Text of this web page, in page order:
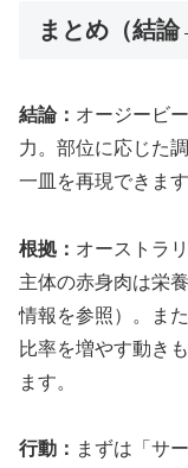
まとめ（結
結論： オージービ
力。部位に応じた
一皿を再現できます
根拠： オーストラ
主体の赤身肉は栄
情報を参照）。ま
比率を増やす動き
ます。
行動： まずは「サ